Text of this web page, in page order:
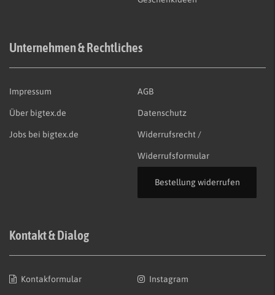
Unternehmen & Rechtliches
Impressum
Über bigtex.de
Jobs bei bigtex.de
AGB
Datenschutz
Widerrufsrecht /
Widerrufsformular
Bestellung widerrufen
Kontakt & Dialog
Kontakformular Instagram